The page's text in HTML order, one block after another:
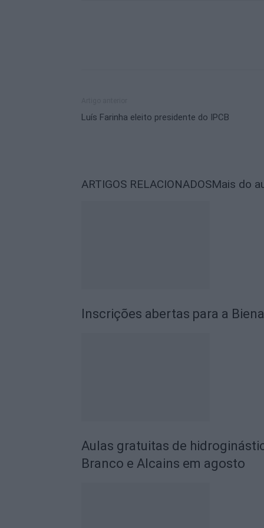
Luís Farinha eleito presidente do IPCB
ARTIGOS RELACIONADOSMais do
Inscrições abertas para a
Aulas gratuitas de
Branco e Alcains em agosto